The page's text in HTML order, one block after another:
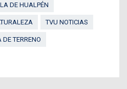
DE HUALPÉN
TVU NOTICIAS
DE TERRENO